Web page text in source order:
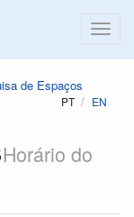
de Espaços
PT EN
Horário do